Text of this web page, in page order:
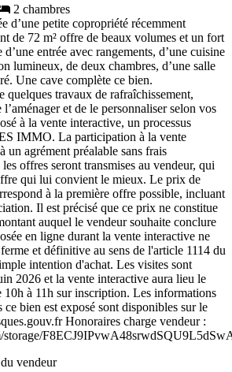
2 chambres
d’une petite copropriété récemment
de 72 m² offre de beaux volumes et un fort
entrée avec rangements, d’une cuisine
lumineux, de deux chambres, d’une salle
Une cave complète ce bien.
quelques travaux de rafraîchissement,
et de le personnaliser selon vos
à la vente interactive, un processus
IMMO. La participation à la vente
un agrément préalable sans frais
offres seront transmises au vendeur, qui
qui lui convient le mieux. Le prix de
à la première offre possible, incluant
Il est précisé que ce prix ne constitue
auquel le vendeur souhaite conclure
en ligne durant la vente interactive ne
et définitive au sens de l'article 1114 du
intention d'achat. Les visites sont
2026 et la vente interactive aura lieu le
10h à 11h sur inscription. Les informations
ce bien est exposé sont disponibles sur le
Honoraires charge vendeur :
storage/
vendeur